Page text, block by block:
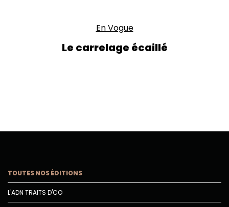
En Vogue
Le carrelage écaillé
TOUTES NOS ÉDITIONS
L'ADN TRAITS D'CO